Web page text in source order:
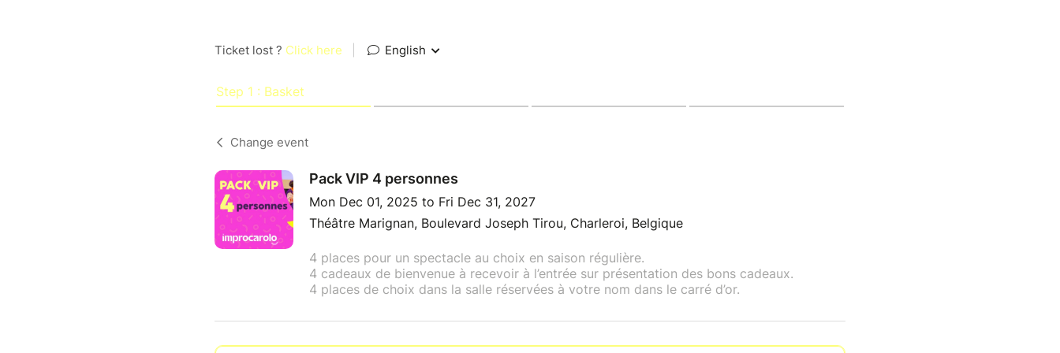
Ticket lost ? Click here English
Step 1 : Basket
Change event
Pack VIP 4 personnes
Mon Dec 01, 2025 to Fri Dec 31, 2027
Théâtre Marignan, Boulevard Joseph Tirou, Charleroi, Belgique
4 places pour un spectacle au choix en saison régulière.
4 cadeaux de bienvenue à recevoir à l’entrée sur présentation des bons cadeaux.
4 places de choix dans la salle réservées à votre nom dans le carré d’or.